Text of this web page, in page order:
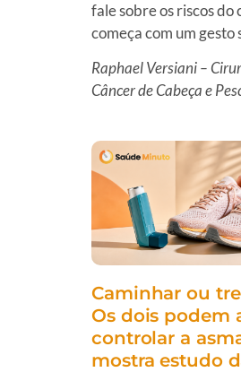
fale sobre os riscos
começa com um gesto
Raphael Versiani –
Câncer de Cabeça e
Caminhar ou
Os dois podem
controlar a
mostra estudo